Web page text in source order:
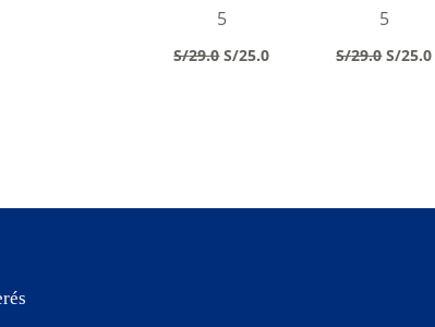
5
S/29.0Original
S/25.0Current
5
S/29.0Original
S/25.0